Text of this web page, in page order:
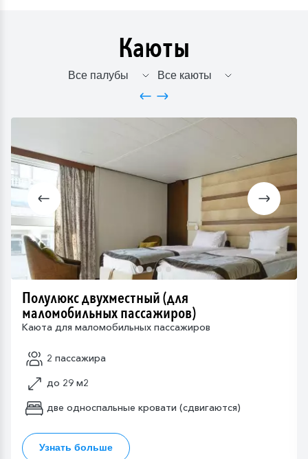
Каюты
Полулюкс двухместный (для
маломобильных пассажиров)
Каюта для маломобильных пассажиров
2 пассажира
до 29 м2
две односпальные кровати (сдвигаются)
Узнать больше